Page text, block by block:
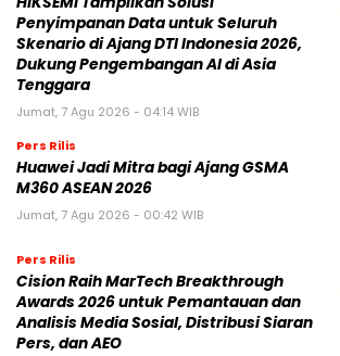
Penyimpanan Data untuk Seluruh
Skenario di Ajang DTI Indonesia 2026,
Dukung Pengembangan AI di Asia
Tenggara
Jumat, 7 Agu 2026 - 04:14 WIB
Pers Rilis
Huawei Jadi Mitra bagi Ajang GSMA
M360 ASEAN 2026
Jumat, 7 Agu 2026 - 00:42 WIB
Pers Rilis
Cision Raih MarTech Breakthrough
Awards 2026 untuk Pemantauan dan
Analisis Media Sosial, Distribusi Siaran
Pers, dan AEO